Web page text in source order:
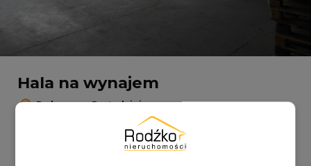
Hala na wynajem
Bydgoszcz, Bartodzieje
10,00 zł/m 2